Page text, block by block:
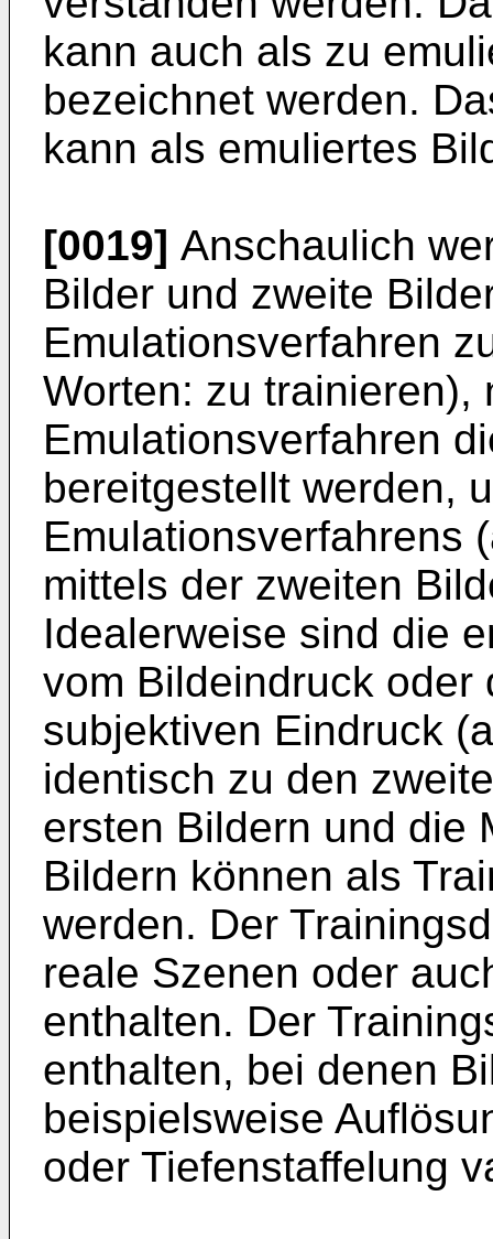
kann auch als zu
bezeichnet werden.
kann als emuliertes
[0019] Anschaulich
Bilder und zweite
Emulationsverfahren
Worten: zu trainieren),
Emulationsverfahren
bereitgestellt werden,
Emulationsverfahrens
mittels der zweiten
Idealerweise sind die
vom Bildeindruck oder
subjektiven Eindruck
identisch zu den
ersten Bildern und die
Bildern können als
werden. Der
reale Szenen oder
enthalten. Der
enthalten, bei denen
beispielsweise
oder Tiefenstaffelung